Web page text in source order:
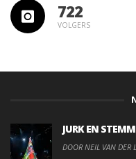
722
VOLGERS
JURK EN
DOOR NEIL VAN DER